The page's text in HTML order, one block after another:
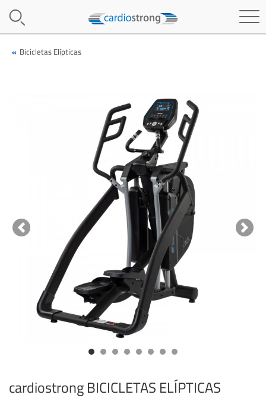
Bicicletas Elípticas
Previous Next
cardiostrongBICICLETAS ELÍPTICAS